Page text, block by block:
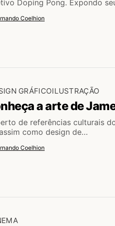
Doping Pong. Expondo
Coelhion
GRÁFICOILUSTRAÇÃO
a arte de
de referências culturais
como design de…
Coelhion